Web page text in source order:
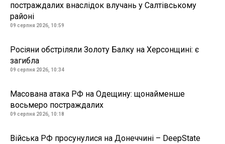
постраждалих внаслідок влучань у Салтівському
районі
09 серпня 2026, 10:59
Росіяни обстріляли Золоту Балку на Херсонщині: є
загибла
09 серпня 2026, 10:34
Масована атака РФ на Одещину: щонайменше
восьмеро постраждалих
09 серпня 2026, 10:18
Війська РФ просунулися на Донеччині – DeepState